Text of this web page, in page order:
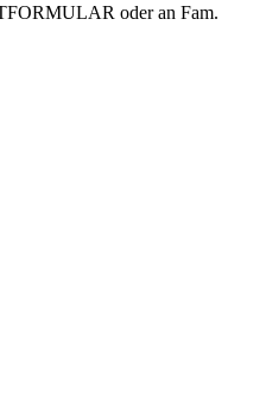
oder an Fam.